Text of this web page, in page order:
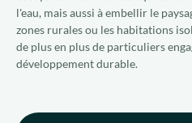
l'eau, mais aussi à embellir le
zones rurales ou les habitations
de plus en plus de particuliers
développement durable.